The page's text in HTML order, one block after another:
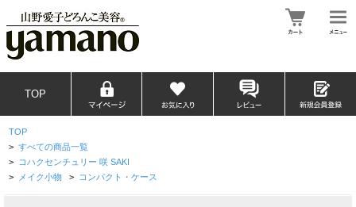
TOP
TOP
> すべての商品一覧
> コハクセンチュリー 咲 SAKI
> メイク小物 > コンパクト・ケース